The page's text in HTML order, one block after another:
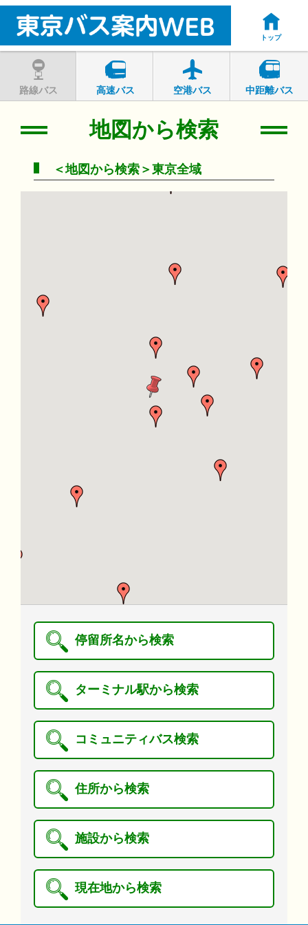
トップ
路線バス 高速バス 空港バス 中距離バス
地図から検索
＜地図から検索＞東京全域
停留所名から検索
ターミナル駅から検索
コミュニティバス検索
住所から検索
施設から検索
現在地から検索